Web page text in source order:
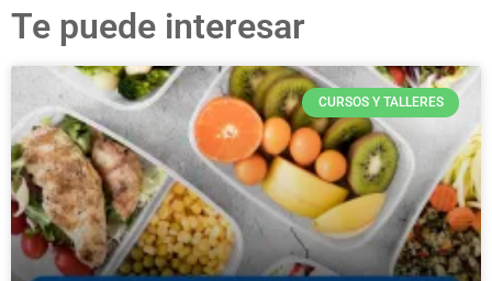
Te puede interesar
CURSOS Y TALLERES